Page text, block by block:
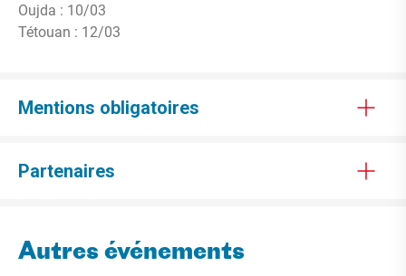
Oujda : 10/03
Tétouan : 12/03
Mentions obligatoires
Partenaires
Autres événements